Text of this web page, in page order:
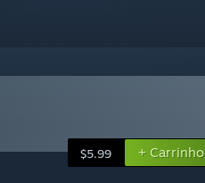
$5.99 + Carrinho